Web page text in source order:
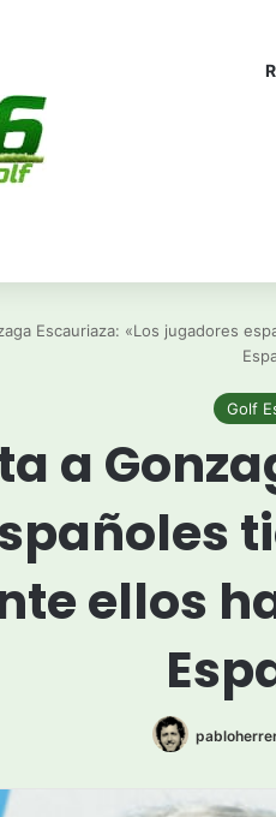
Escauriaza: «Los jugadores
Golf
a
ellos